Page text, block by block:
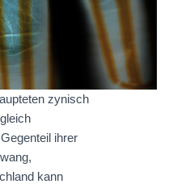
zynisch
ihrer
kann